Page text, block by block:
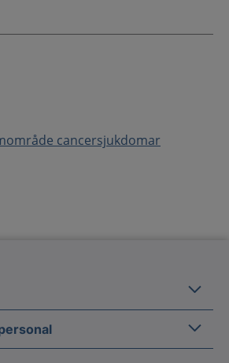
cancersjukdomar
Om